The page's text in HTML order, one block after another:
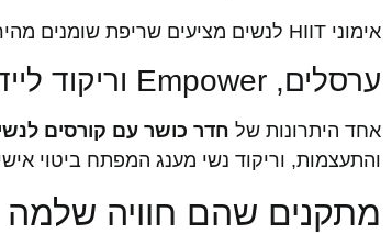
אימוני HIIT לנשים מציעים שריפת שומנים מהירה, חיזוק שרירים והעלאת חילוף החומרים – מושלם עבור נשים עם לו"ז עמוס שרוצות תוצאות בזמן קצר.
ערסלים, Empower וריקוד ליידי סטייל
אחד היתרונות של חדר כושר עם קורסים
והתעצמות, וריקוד נשי מענג המפתח ביטוי
מתקנים שהם חוויה שלמה